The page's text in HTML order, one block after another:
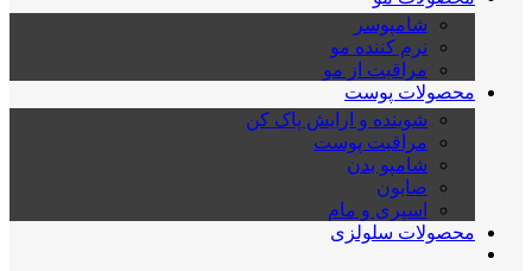
شامپوسر
نرم کننده مو
مراقبت از مو
محصولات پوست
شوینده و ارایش پاک کن
مراقبت پوست
شامپو بدن
صابون
اسپری و مام
محصولات سلولزی